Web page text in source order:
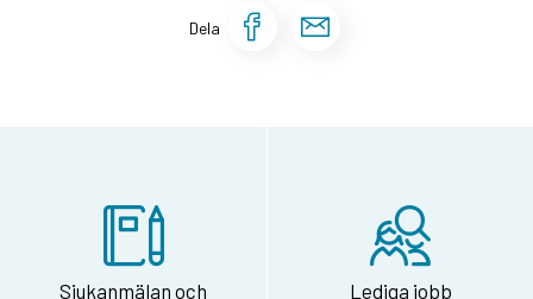
Dela Dela sidan på
Sjukanmälan och
Lediga jobb